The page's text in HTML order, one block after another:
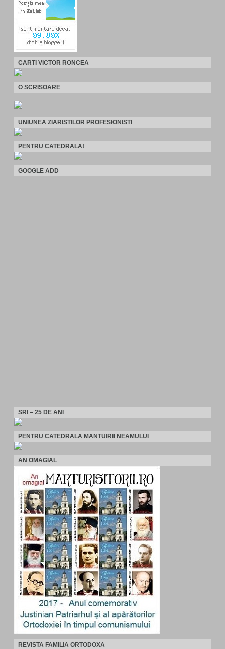
CARTI VICTOR RONCEA
O SCRISOARE
UNIUNEA ZIARISTILOR PROFESIONISTI
PENTRU CATEDRALA!
GOOGLE ADD
SRI – 25 DE ANI
PENTRU CATEDRALA MANTUIRII NEAMULUI
AN OMAGIAL
REVISTA FAMILIA ORTODOXA